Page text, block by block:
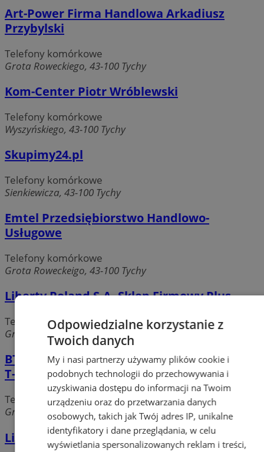
Art-Power Firma Handlowa Arkadiusz
Przybylski
Telefony komórkowe
Grota Roweckiego, 43-100 Tychy
Kom-Center Piotr Wróblewski
Telefony komórkowe
Wyszyńskiego, 43-100 Tychy
Skupimy24.pl
Telefony komórkowe
Sienkiewicza, 43-100 Tychy
Emtel Przedsiębiorstwo Handlowo-
Usługowe
Telefony komórkowe
Grota Roweckeigo, 43-100 Tychy
Liberty Poland S.A. Sklep Firmowy Plus
Telefony komórkowe
Grota Roweckeigo, 43-100 Tychy
BT Group - Autoryzowany Punkt Sprzedaży
T-Mobile
Telefony komórkowe
Grota Roweckeigo, 43-100 Tychy
Liberty Poland S.A. Salon Plus
Odpowiedzialne korzystanie z
Twoich danych
My i nasi partnerzy używamy plików cookie i
podobnych technologii do przechowywania i
uzyskiwania dostępu do informacji na Twoim
urządzeniu oraz do przetwarzania danych
osobowych, takich jak Twój adres IP, unikalne
identyfikatory i dane przeglądania, w celu
wyświetlania spersonalizowanych reklam i treści,